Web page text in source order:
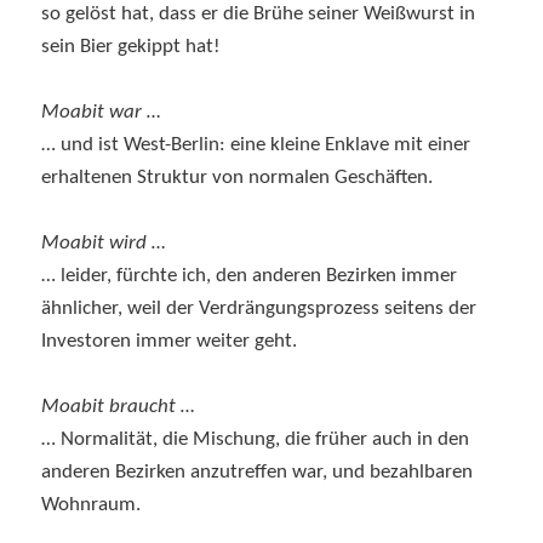
so gelöst hat, dass er die Brühe seiner Weißwurst in
sein Bier gekippt hat!
Moabit war …
… und ist West-Berlin: eine kleine Enklave mit einer
erhaltenen Struktur von normalen Geschäften.
Moabit wird …
… leider, fürchte ich, den anderen Bezirken immer
ähnlicher, weil der Verdrängungsprozess seitens der
Investoren immer weiter geht.
Moabit braucht …
… Normalität, die Mischung, die früher auch in den
anderen Bezirken anzutreffen war, und bezahlbaren
Wohnraum.